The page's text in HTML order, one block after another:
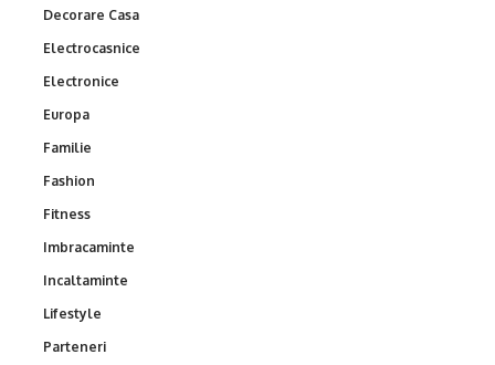
Decorare Casa
Electrocasnice
Electronice
Europa
Familie
Fashion
Fitness
Imbracaminte
Incaltaminte
Lifestyle
Parteneri